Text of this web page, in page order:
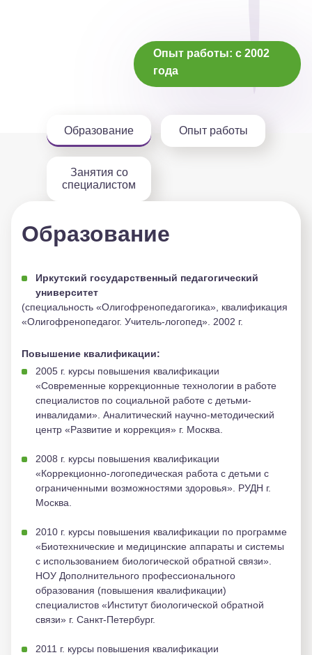
Взрослым пациентам
+7 (495) 221-87-77
+7 (969) 792-92-66
Опыт работы: с 2002
года
Образование Опыт работы
Занятия со
специалистом
Образование
Иркутский государственный педагогический
университет
(специальность «Олигофренопедагогика», квалификация
«Олигофренопедагог. Учитель-логопед». 2002 г.
Повышение квалификации:
2005 г. курсы повышения квалификации
«Современные коррекционные технологии в работе
специалистов по социальной работе с детьми-
инвалидами». Аналитический научно-методический
центр «Развитие и коррекция» г. Москва.
2008 г. курсы повышения квалификации
«Коррекционно-логопедическая работа с детьми с
ограниченными возможностями здоровья». РУДН г.
Москва.
2010 г. курсы повышения квалификации по программе
«Биотехнические и медицинские аппараты и системы
с использованием биологической обратной связи».
НОУ Дополнительного профессионального
образования (повышения квалификации)
специалистов «Институт биологической обратной
связи» г. Санкт-Петербург.
2011 г. курсы повышения квалификации